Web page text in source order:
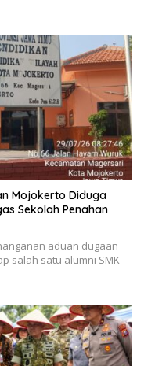
Mojokerto Diduga
Sekolah Penahan
aduan dugaan
salah satu alumni SMK